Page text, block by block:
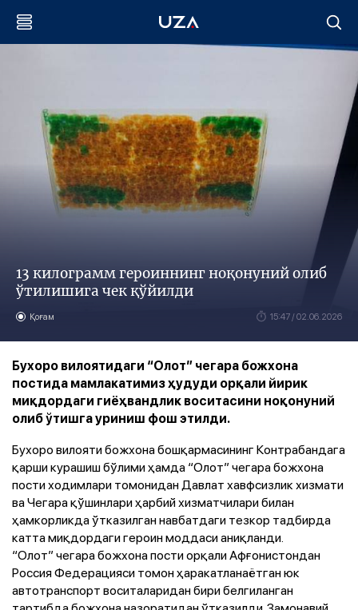
13 килограмм героиннинг ноқонуний олиб
ўтилишига чек қўйилди
Қоғам 15:47 / 02.06.2026
Бухоро вилоятидаги “Олот” чегара божхона
постида мамлакатимиз ҳудуди орқали йирик
миқдордаги гиёҳвандлик воситасини ноқонуний
олиб ўтишга уриниш фош этилди.
Бухоро вилояти божхона бошқармасининг Контрабандага
қарши курашиш бўлими ҳамда “Олот” чегара божхона
пости ходимлари томонидан Давлат хавфсизлик хизмати
ва Чегара қўшинлари ҳарбий хизматчилари билан
ҳамкорликда ўтказилган навбатдаги тезкор тадбирда
катта миқдордаги героин моддаси аниқланди.
“Олот” чегара божхона пости орқали Афғонистондан
Россия Федерацияси томон ҳаракатланаётган юк
автотранспорт воситаларидан бири белгиланган